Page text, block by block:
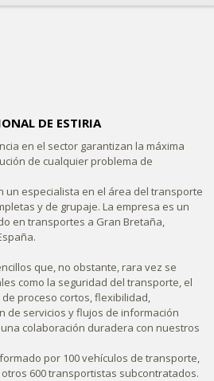
DE ESTIRIA
en el sector garantizan la máxima
de cualquier problema de
un especialista en el área del transporte
y de grupaje. La empresa es un
en transportes a Gran Bretaña,
que, no obstante, rara vez se
como la seguridad del transporte, el
proceso cortos, flexibilidad,
de servicios y flujos de información
colaboración duradera con nuestros
por 100 vehículos de transporte,
600 transportistas subcontratados.